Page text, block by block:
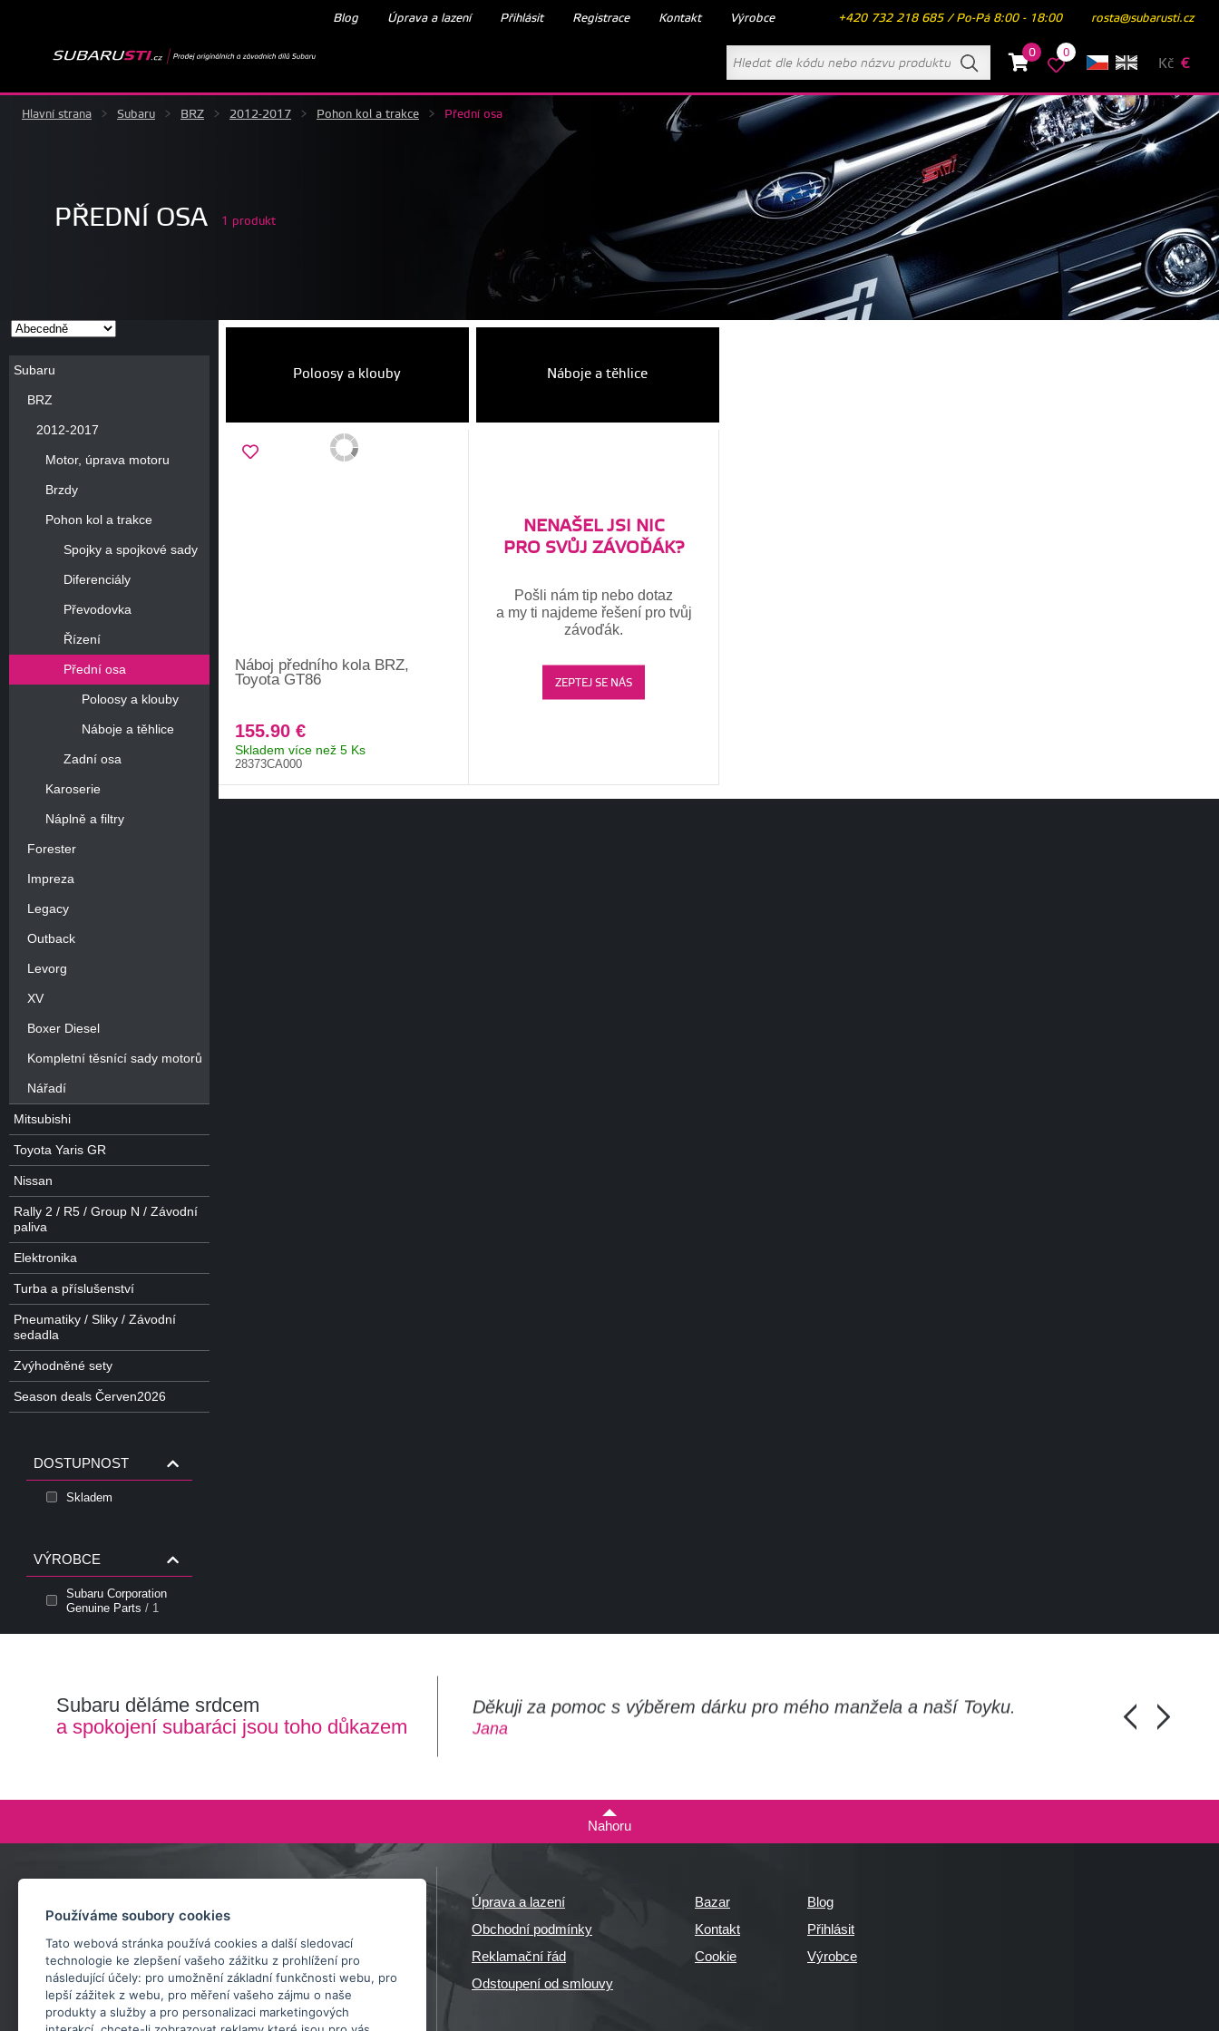
Používáme soubory cookies
Tato webová stránka používá cookies a další sledovací
technologie ke zlepšení vašeho zážitku z prohlížení pro
následující účely: pro umožnění základní funkčnosti webu, pro
lepší zážitek z webu, pro měření vašeho zájmu o naše
produkty a služby a pro personalizaci marketingových
Blog Úprava a lazení Přihlásit Registrace Kontakt Výrobce +420 732 218 685 / Po-Pá 8:00 - 18:00 rosta@subarusti.cz
0 0
Kč €
Hlavní strana > Subaru > BRZ > 2012-2017 > Pohon kol a trakce > Přední osa
PŘEDNÍ OSA 1 produkt
Subaru
BRZ
2012-2017
Motor, úprava motoru
Brzdy
Pohon kol a trakce
Spojky a spojkové sady
Diferenciály
Převodovka
Řízení
Přední osa
Poloosy a klouby
Náboje a těhlice
Zadní osa
Karoserie
Náplně a filtry
Forester
Impreza
Legacy
Outback
Levorg
XV
Boxer Diesel
Kompletní těsnící sady motorů
Nářadí
Mitsubishi
Toyota Yaris GR
Nissan
Rally 2 / R5 / Group N / Závodní
paliva
Elektronika
Turba a příslušenství
Pneumatiky / Sliky / Závodní
sedadla
Zvýhodněné sety
Season deals Červen2026
DOSTUPNOST
Skladem
VÝROBCE
Subaru Corporation
Genuine Parts / 1
Poloosy a klouby Náboje a těhlice
Náboj předního kola BRZ,
Toyota GT86
155.90 €
Skladem více než 5 Ks
28373CA000
NENAŠEL JSI NIC
PRO SVŮJ ZÁVOĎÁK?
Pošli nám tip nebo dotaz
a my ti najdeme řešení pro tvůj
závoďák.
ZEPTEJ SE NÁS
Subaru děláme srdcem
a spokojení subaráci jsou toho důkazem
Děkuji za pomoc s výběrem dárku pro mého manžela a naší Toyku.
Jana
Chlapi, moc
Honza Pánka,
Nahoru
+420 732 218 685
rosta@subarusti.cz
POŠLI DOTAZ
Úprava a lazení
Obchodní podmínky
Reklamační řád
Odstoupení od smlouvy
Bazar
Kontakt
Cookie
Blog
Přihlásit
Výrobce